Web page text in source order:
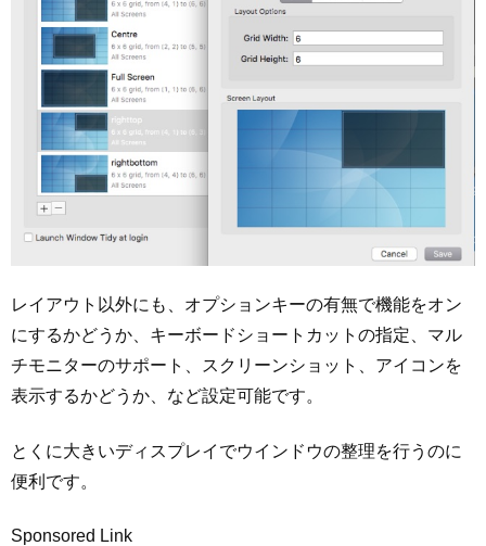
レイアウト以外にも、オプションキーの有無で機能をオン
にするかどうか、キーボードショートカットの指定、マル
チモニターのサポート、スクリーンショット、アイコンを
表示するかどうか、など設定可能です。
とくに大きいディスプレイでウインドウの整理を行うのに
便利です。
Sponsored Link